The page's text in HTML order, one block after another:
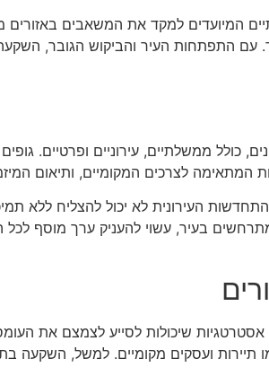
המיועדים למקד את המשאבים
התפתחות העיר והביקוש הגובר,
כולל ממשלתיים, עירוניים ופרטיים.
המתאימה לצרכים המקומיים, ותיאום
העירונית לא יכול להצליח ללא
בעיר, עשוי להעניק ערך מוסף לכל
שיכולות לסייע לצמצם את
ועסקים מקומיים. למשל, השקעה